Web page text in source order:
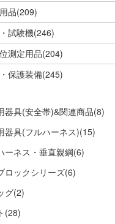
品(209)
試験機(246)
測定用品(204)
保護装備(245)
器具(安全帯)&関連商品(8)
器具(フルハーネス)(15)
ーネス・垂直親綱(6)
ロックシリーズ(6)
グ(2)
(28)